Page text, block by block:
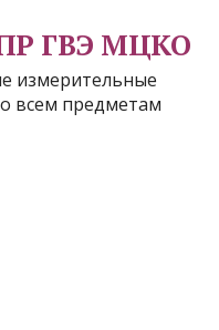
ГВЭ МЦКО
измерительные
всем предметам